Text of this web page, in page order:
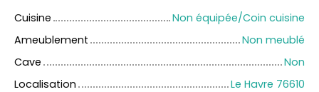
Cuisine
Non équipée/Coin cuisine
Ameublement
Non meublé
Cave
Non
Localisation
Le Havre 76610